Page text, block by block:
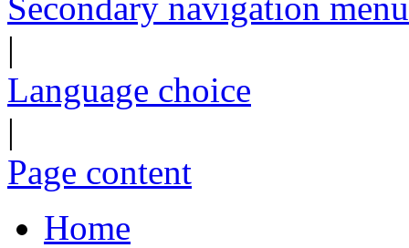
|
Language choice
|
Page content
Home